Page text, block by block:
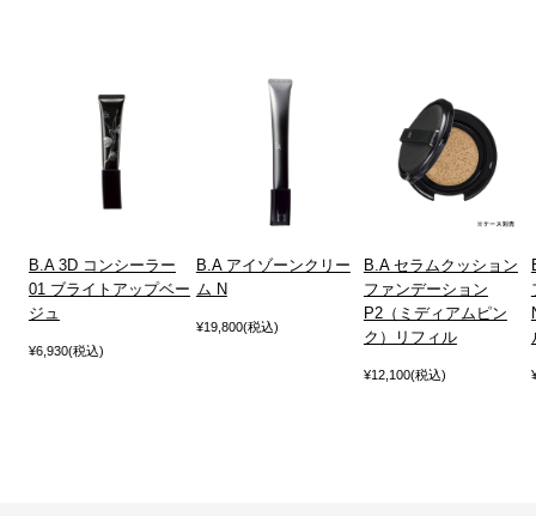
B.A 3D コンシーラー
01 ブライトアップベー
ジュ
¥6,930(税込)
B.A アイゾーンクリー
ム N
¥19,800(税込)
B.A セラムクッション
ファンデーション
P2（ミディアムピン
ク）リフィル
¥12,100(税込)